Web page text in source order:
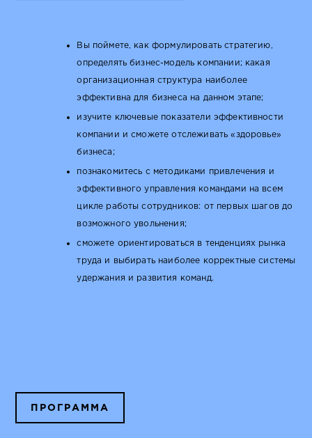
Вы поймете, как формулировать стратегию,
определять бизнес-модель компании; какая
организационная структура наиболее
эффективна для бизнеса на данном этапе;
изучите ключевые показатели эффективности
компании и сможете отслеживать «здоровье»
бизнеса;
познакомитесь с методиками привлечения и
эффективного управления командами на всем
цикле работы сотрудников: от первых шагов до
возможного увольнения;
сможете ориентироваться в тенденциях рынка
труда и выбирать наиболее корректные системы
удержания и развития команд.
ПРОГРАММА